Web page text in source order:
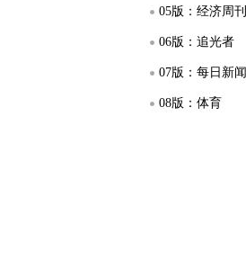
05版：经济周刊
06版：追光者
07版：每日新闻
08版：体育